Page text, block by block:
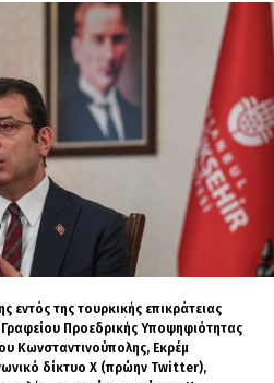
Τόσο τους
την αλληλεγγύη. Σαν
Φυσικά δεν μας κάνει
αυτό. Μήπως είδαμε
στους
Παλαιστίνης; Του
Τίποτα απολύτως….
της πλάκας, ίσα
της μικρής,
δουλικής «Γραικίας»
τον περήφανο
εντός της τουρκικής επικράτειας
Προεδρικής Υποψηφιότητας
Κωνσταντινούπολης, Εκρέμ
δίκτυο X (πρώην Twitter),